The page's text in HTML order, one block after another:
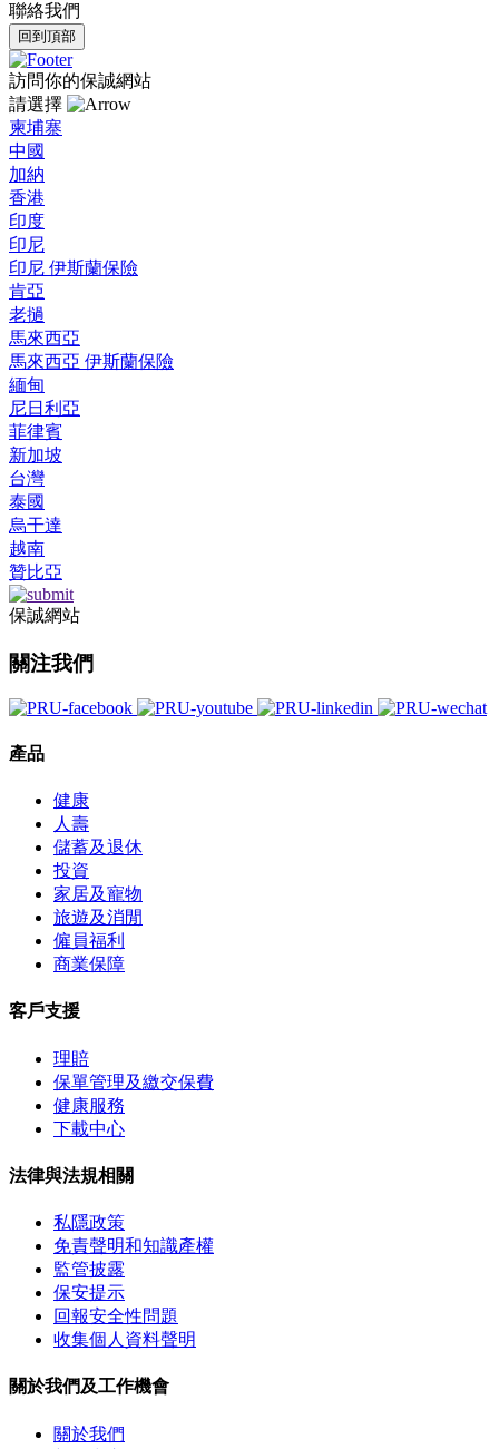
聯絡我們
回到頂部
訪問你的保誠網站
請選擇
柬埔寨
中國
加納
香港
印度
印尼
印尼 伊斯蘭保險
肯亞
老撾
馬來西亞
馬來西亞 伊斯蘭保險
緬甸
尼日利亞
菲律賓
新加坡
台灣
泰國
烏干達
越南
贊比亞
保誠網站
關注我們
產品
健康
人壽
儲蓄及退休
投資
家居及寵物
旅遊及消閒
僱員福利
商業保障
客戶支援
理賠
保單管理及繳交保費
健康服務
下載中心
法律與法規相關
私隱政策
免責聲明和知識產權
監管披露
保安提示
回報安全性問題
收集個人資料聲明
關於我們及工作機會
關於我們